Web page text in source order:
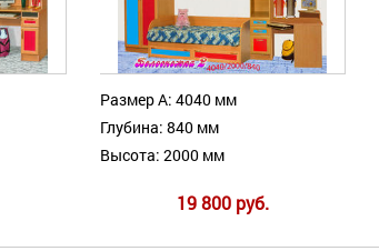
Размер А: 4040 мм
Глубина: 840 мм
Высота: 2000 мм
19 800 руб.